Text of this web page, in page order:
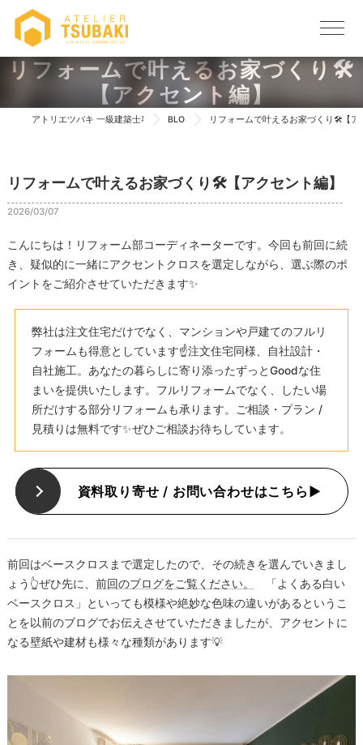
リフォームで叶えるお家づくり🛠️
【アクセント編】
アトリエツバキ 一級建築士事務所 TOP
BLOG リフォームで叶えるお家づくり🛠️【ア
リフォームで叶えるお家づくり🛠️【アクセント編】
2026/03/07
こんにちは！リフォーム部コーディネーターです。今回も前回に続
き、疑似的に一緒にアクセントクロスを選定しながら、選ぶ際のポ
イントをご紹介させていただきます✨
弊社は注文住宅だけでなく、マンションや戸建てのフルリ
フォームも得意としています☝️注文住宅同様、自社設計・
自社施工。あなたの暮らしに寄り添ったずっとGoodな住
まいを提供いたします。フルリフォームでなく、したい場
所だけする部分リフォームも承ります。ご相談・プラン /
見積りは無料です✨ぜひご相談お待ちしています。
資料取り寄せ / お問い合わせはこちら▶
前回はベースクロスまで選定したので、その続きを選んでいきまし
ょう👆ぜひ先に、 前回のブログをご覧ください。
「よくある白い
ベースクロス」といっても模様や絶妙な色味の違いがあるというこ
とを以前のブログでお伝えさせていただきましたが、アクセントに
なる壁紙や建材も様々な種類があります💡